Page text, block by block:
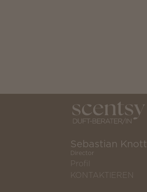
Sebastian Knott
Director
Profil
KONTAKTIEREN